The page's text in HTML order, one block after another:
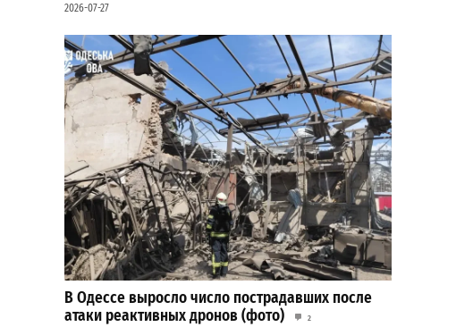
2026-07-27
В Одессе выросло число пострадавших после
атаки реактивных дронов (фото)
2